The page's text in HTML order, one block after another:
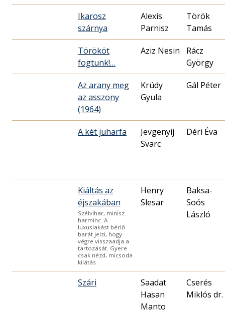
Ikarosz
szárnya
Alexis
Parnisz
Török
Tamás
Törököt
fogtunk!…
Aziz Nesin
Rácz
György
Az arany meg
az asszony
(1964)
Krúdy
Gyula
Gál Péter
A két juharfa
Jevgenyij
Svarc
Déri Éva
Kiáltás az
éjszakában
Szélvihar, minisz
harminc. A
luxuslakást bérlő
barát jelzi, hogy
végre visszaadja a
tartozását. Gyere
csak nézd, micsoda
kilátás
Henry
Slesar
Baksa-
Soós
László
Szári
Saadat
Hasan
Manto
Cserés
Miklós dr.